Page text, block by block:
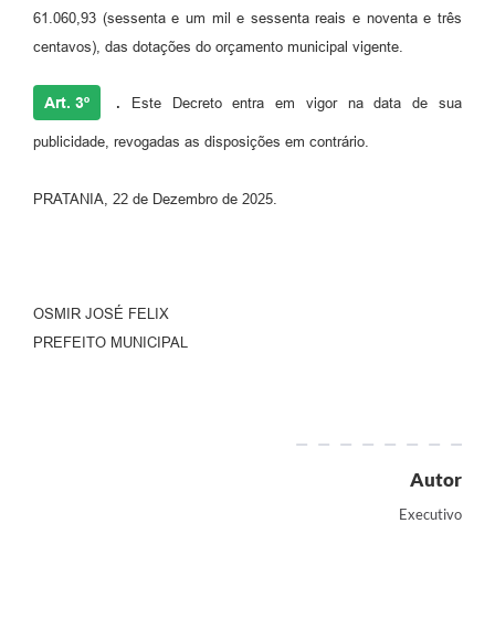
61.060,93 (sessenta e um mil e sessenta reais e noventa e três
centavos), das dotações do orçamento municipal vigente.
Art. 3º . Este Decreto entra em vigor na data de sua
publicidade, revogadas as disposições em contrário.
PRATANIA, 22 de Dezembro de 2025.
OSMIR JOSÉ FELIX
PREFEITO MUNICIPAL
Autor
Executivo